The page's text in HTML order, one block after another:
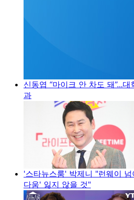
신동엽 “마이크 안 차도 돼”...
과
'스타뉴스룸' 박제니 "런웨이
다움' 잃지 않을 것"